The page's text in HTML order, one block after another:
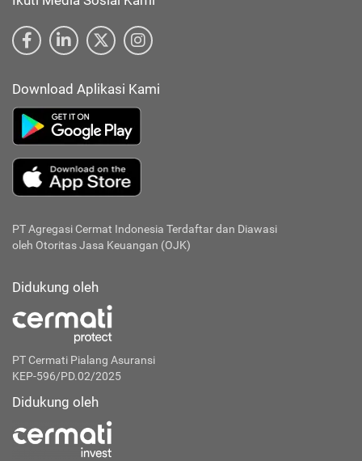
Download Aplikasi Kami
PT Agregasi Cermat Indonesia Terdaftar dan Diawasi
oleh Otoritas Jasa Keuangan (OJK)
Didukung oleh
PT Cermati Pialang Asuransi
KEP-596/PD.02/2025
Didukung oleh